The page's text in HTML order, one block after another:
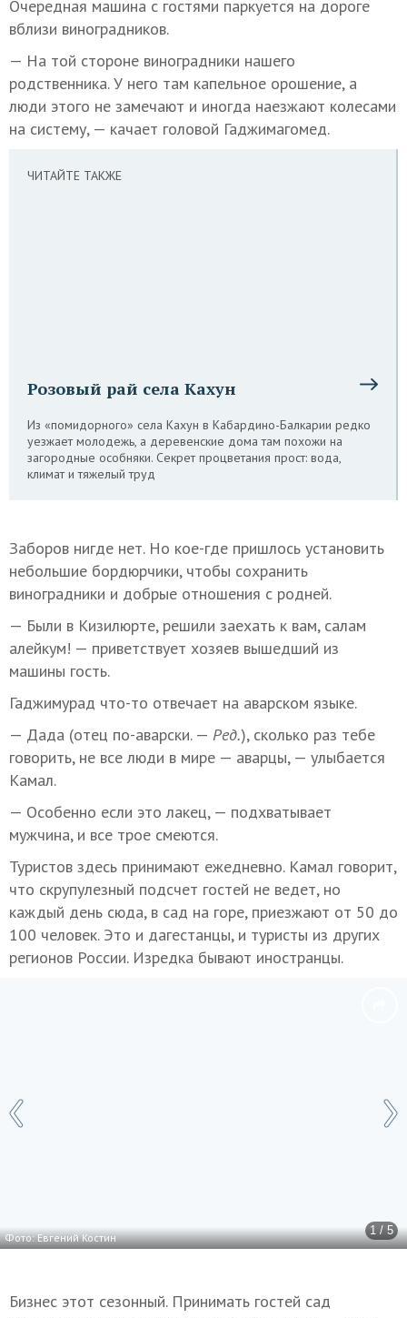
Очередная машина с гостями паркуется на дороге
вблизи виноградников.
— На той стороне виноградники нашего
родственника. У него там капельное орошение, а
люди этого не замечают и иногда наезжают колесами
на систему, — качает головой Гаджимагомед.
ЧИТАЙТЕ ТАКЖЕ
Розовый рай села Кахун
Из «помидорного» села Кахун в Кабардино-Балкарии редко
уезжает молодежь, а деревенские дома там похожи на
загородные особняки. Секрет процветания прост: вода,
климат и тяжелый труд
Заборов нигде нет. Но кое-где пришлось установить
небольшие бордюрчики, чтобы сохранить
виноградники и добрые отношения с родней.
— Были в Кизилюрте, решили заехать к вам, салам
алейкум! — приветствует хозяев вышедший из
машины гость.
Гаджимурад что-то отвечает на аварском языке.
— Дада (отец по-аварски. — Ред.), сколько раз тебе
говорить, не все люди в мире — аварцы, — улыбается
Камал.
— Особенно если это лакец, — подхватывает
мужчина, и все трое смеются.
Туристов здесь принимают ежедневно. Камал говорит,
что скрупулезный подсчет гостей не ведет, но
каждый день сюда, в сад на горе, приезжают от 50 до
100 человек. Это и дагестанцы, и туристы из других
регионов России. Изредка бывают иностранцы.
1 / 5
Фото: Евгений Костин
Бизнес этот сезонный. Принимать гостей сад